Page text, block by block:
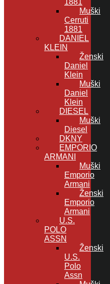
Muški
Cerruti
1881
DANIEL
KLEIN
Ženski
Daniel
Klein
Muški
Daniel
Klein
DIESEL
Muški
Diesel
DKNY
EMPORIO
ARMANI
Muški
Emporio
Armani
Ženski
Emporio
Armani
U.S.
POLO
ASSN
Ženski
U.S.
Polo
Assn